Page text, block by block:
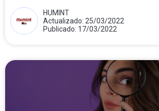
HUMINT
Actualizado: 25/03/2022
Publicado: 17/03/2022